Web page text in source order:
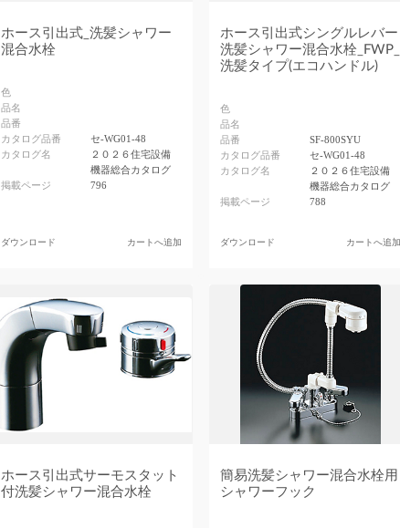
ホース引出式_洗髪シャワー
混合水栓
色
品名
品番
カタログ品番
セ-WG01-48
カタログ名
２０２６住宅設備
機器総合カタログ
掲載ページ
796
ダウンロード カートへ追加
ホース引出式シングルレバー
洗髪シャワー混合水栓_FWP_
洗髪タイプ(エコハンドル)
色
品名
品番
SF-800SYU
カタログ品番
セ-WG01-48
カタログ名
２０２６住宅設備
機器総合カタログ
掲載ページ
788
ダウンロード カートへ追加
ホース引出式サーモスタット
付洗髪シャワー混合水栓
簡易洗髪シャワー混合水栓用
シャワーフック